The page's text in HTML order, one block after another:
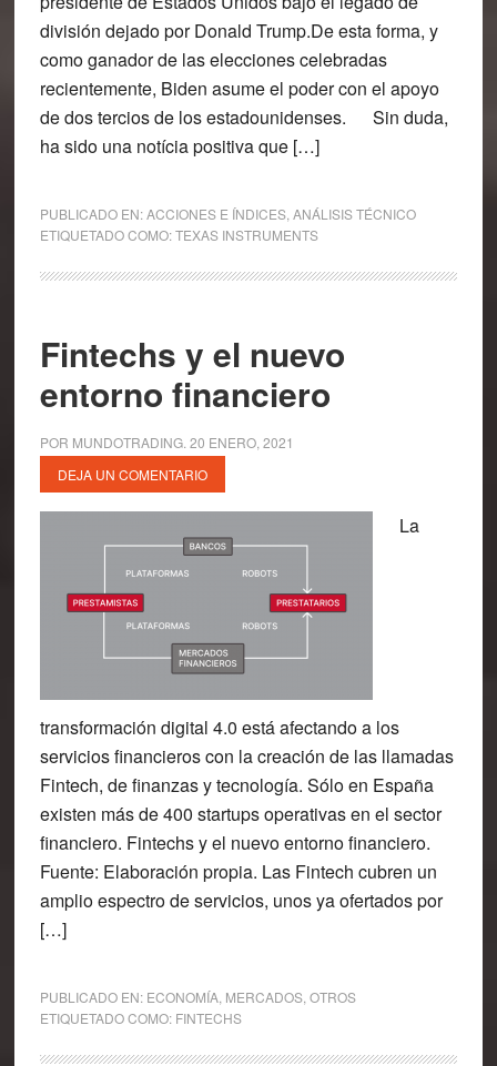
división dejado por Donald Trump.De esta forma, y
como ganador de las elecciones celebradas
recientemente, Biden asume el poder con el apoyo
de dos tercios de los estadounidenses. Sin duda,
ha sido una notícia positiva que […]
PUBLICADO EN:ACCIONES E ÍNDICES, ANÁLISIS TÉCNICO
ETIQUETADO COMO:TEXAS INSTRUMENTS
Fintechs y el nuevo
entorno financiero
POR MUNDOTRADING. 20 ENERO, 2021
DEJA UN COMENTARIO
La
transformación digital 4.0 está afectando a los
servicios financieros con la creación de las llamadas
Fintech, de finanzas y tecnología. Sólo en España
existen más de 400 startups operativas en el sector
financiero. Fintechs y el nuevo entorno financiero.
Fuente: Elaboración propia. Las Fintech cubren un
amplio espectro de servicios, unos ya ofertados por
[…]
PUBLICADO EN: ECONOMÍA, MERCADOS, OTROS
ETIQUETADO COMO: FINTECHS